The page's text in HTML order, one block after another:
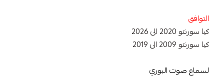
التوافق
كيا سورنتو 2020 الى 2026
كيا سورنتو 2009 الى 2019
لسماع صوت البوري